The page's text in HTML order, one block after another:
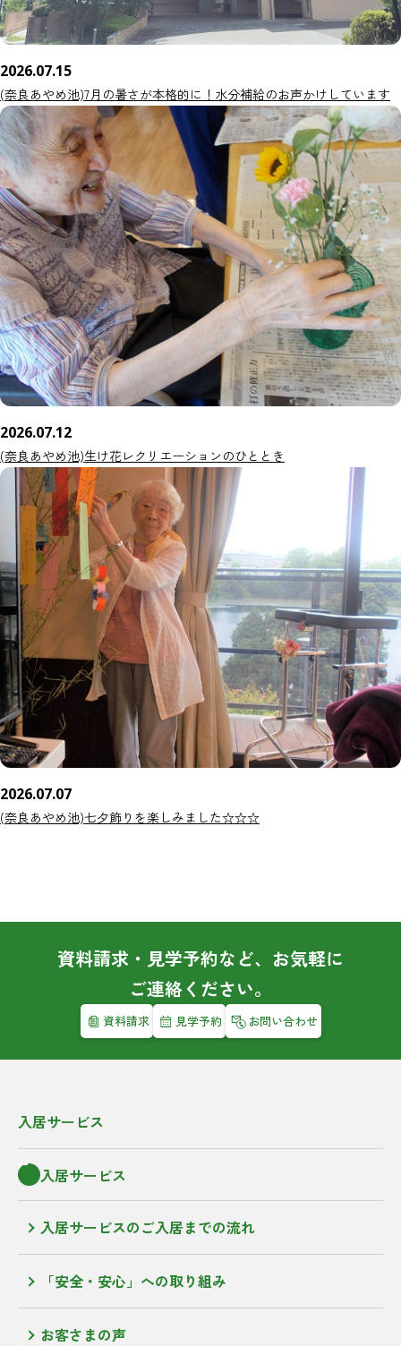
2026.07.15
(奈良あやめ池)7月の暑さが本格的に！水分補給のお声かけしています
2026.07.12
(奈良あやめ池)生け花レクリエーションのひととき
2026.07.07
(奈良あやめ池)七夕飾りを楽しみました☆☆☆
資料請求・見学予約など、お気軽に
ご連絡ください。
資料請求 見学予約 お問い合わせ
入居サービス
入居サービス
入居サービスのご入居までの流れ
「安全・安心」への取り組み
お客さまの声